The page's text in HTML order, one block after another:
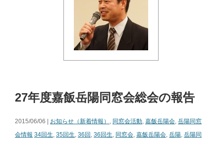
27年度嘉飯岳陽同窓会総会の報告
2015/06/06 | お知らせ（新着情報） , 同窓会活動, 嘉飯岳陽会, 岳陽同窓
会情報 34回生, 35回生, 36回 , 36回生, 同窓会, 嘉飯岳陽会, 岳陽, 岳陽同